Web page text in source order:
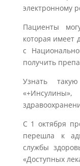
электронному
Пациенты
которая имеет
с
получить
Узнать
С 1 октября
перешла к
службы
«Доступных